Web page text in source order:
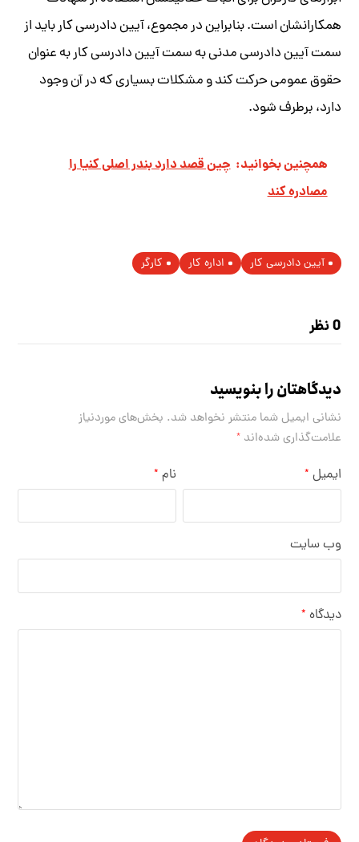
همکارانشان است. بنابراین در مجموع، آیین دادرسی کار باید از
سمت آیین دادرسی مدنی به سمت آیین دادرسی کار به عنوان
حقوق عمومی حرکت کند و مشکلات بسیاری که در آن وجود
دارد، برطرف شود.
همچنین بخوانید: چین قصد دارد بندر اصلی کنیا را
مصادره کند
آیین دادرسی کار اداره کار کارگر
0 نظر
دیدگاهتان را بنویسید
نشانی ایمیل شما منتشر نخواهد شد. بخش‌های موردنیاز
علامت‌گذاری شده‌اند*
نام * ایمیل *
وب‌ سایت
دیدگاه *